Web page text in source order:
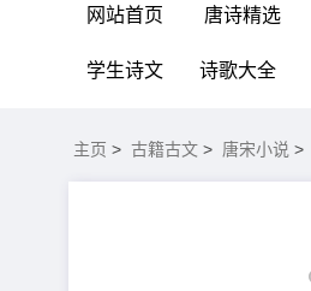
网站首页 唐诗精选
学生诗文 诗歌大全
主页 > 古籍古文 > 唐宋小说 >